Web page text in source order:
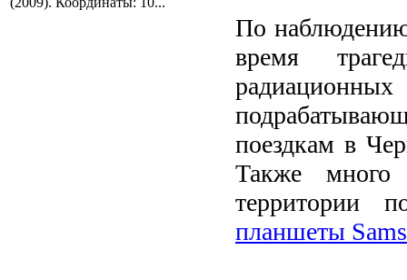
По
время
поездкам в
Также
территории
планшеты